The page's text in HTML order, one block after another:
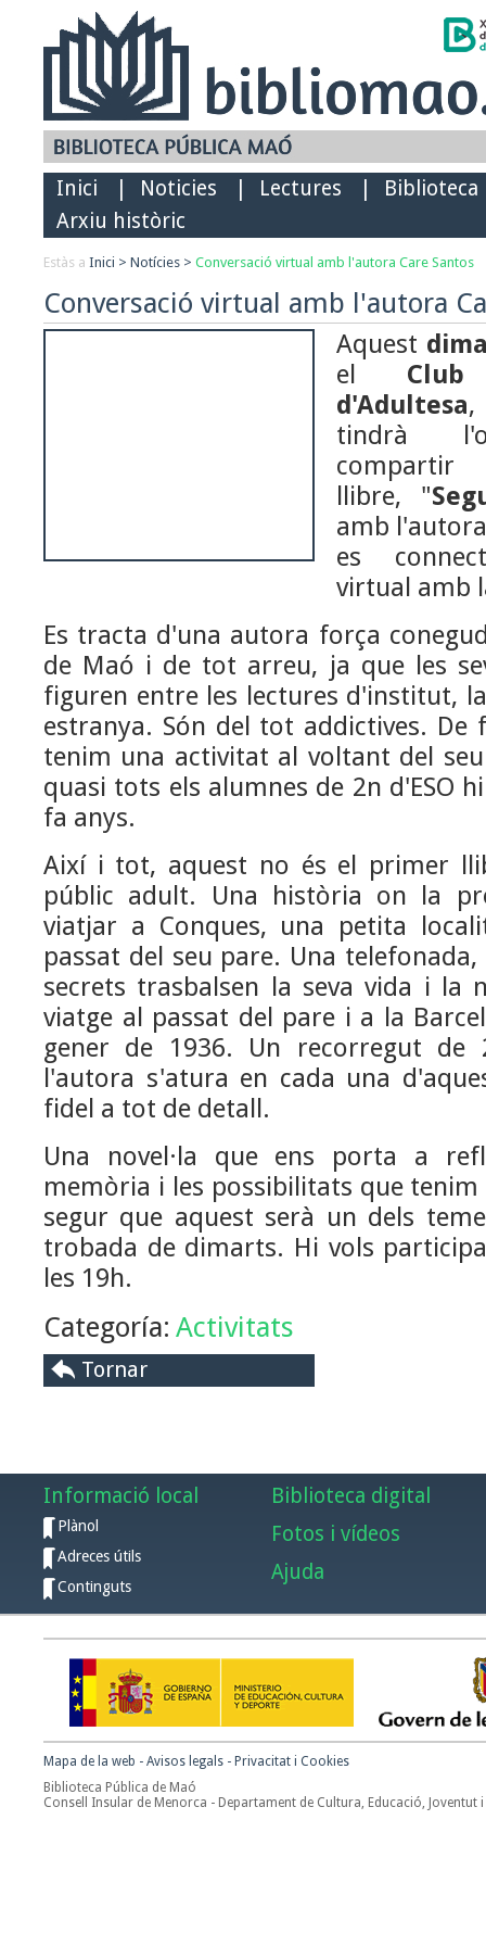
Inici Noticies Lectures
Biblioteca
Arxiu històric
Estàs a Inici > Notícies > Conversació virtual amb l'autora Care Santos
Conversació virtual amb l'autora
Aquest
el
d'Adultesa,
tindrà
compartir
llibre, "
amb
es
virtual amb
Es tracta d'una autora força
de Maó i de tot arreu, ja que les
figuren entre les lectures d'institut,
estranya. Són del tot addictives. De
tenim una activitat al voltant del
quasi tots els alumnes de 2n d'ESO
fa anys.
Així i tot, aquest no és el primer
públic adult. Una història on la
viatjar a Conques, una petita
passat del seu pare. Una
secrets trasbalsen la seva vida i la
viatge al passat del pare i a la
gener de 1936. Un recorregut de
l'autora s'atura en cada una
fidel a tot de detall.
Una novel·la que ens porta a
memòria i les possibilitats que tenim
segur que aquest serà un dels
trobada de dimarts. Hi vols
les 19h.
Categoría: Activitats
Tornar
Informació local
Plànol
Adreces útils
Continguts
Biblioteca digital
Fotos i vídeos
Ajuda
Mapa de la web - Avisos legals - Privacitat i Cookies
Biblioteca Pública de Maó
Consell Insular de Menorca - Departament de Cultura, Educació, Joventut